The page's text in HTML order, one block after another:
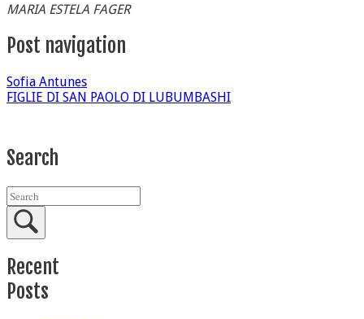
MARIA ESTELA FAGER
Post navigation
Sofia Antunes
FIGLIE DI SAN PAOLO DI LUBUMBASHI
Search
Recent
Posts